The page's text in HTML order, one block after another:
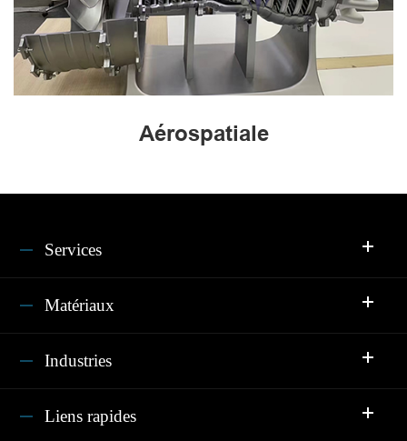
Aérospatiale
Services
Matériaux
Industries
Liens rapides